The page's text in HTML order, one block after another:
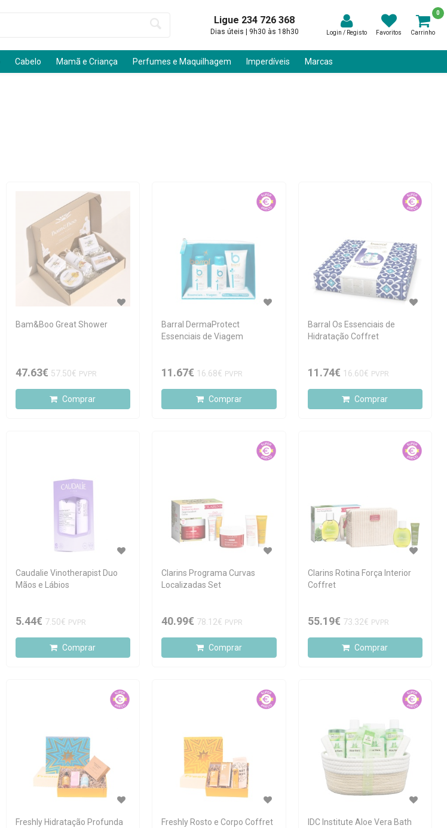
Ligue 234 726 368
Dias úteis | 9h30 às 18h30 Login / Registo Favoritos Carrinho
0
Cabelo Mamã e Criança Perfumes e Maquilhagem Imperdíveis Marcas
Bam&Boo Great Shower
47.63€ 57.50€ PVPR
Comprar
Barral DermaProtect
Essenciais de Viagem
11.67€ 16.68€ PVPR
Comprar
Barral Os Essenciais de
Hidratação Coffret
11.74€ 16.60€ PVPR
Comprar
Caudalie Vinotherapist Duo
Mãos e Lábios
5.44€ 7.50€ PVPR
Comprar
Clarins Programa Curvas
Localizadas Set
40.99€ 78.12€ PVPR
Comprar
Clarins Rotina Força Interior
Coffret
55.19€ 73.32€ PVPR
Comprar
Freshly Hidratação Profunda
Freshly Rosto e Corpo Coffret
IDC Institute Aloe Vera Bath